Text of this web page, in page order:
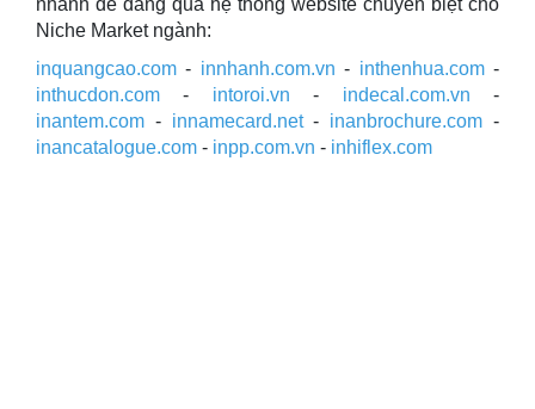
nhanh dễ dàng qua hệ thống website chuyên biệt cho
Niche Market ngành:
inquangcao.com - innhanh.com.vn - inthenhua.com-
inthucdon.com - intoroi.vn - indecal.com.vn -
inantem.com - innamecard.net- inanbrochure.com -
inancatalogue.com - inpp.com.vn - inhiflex.com